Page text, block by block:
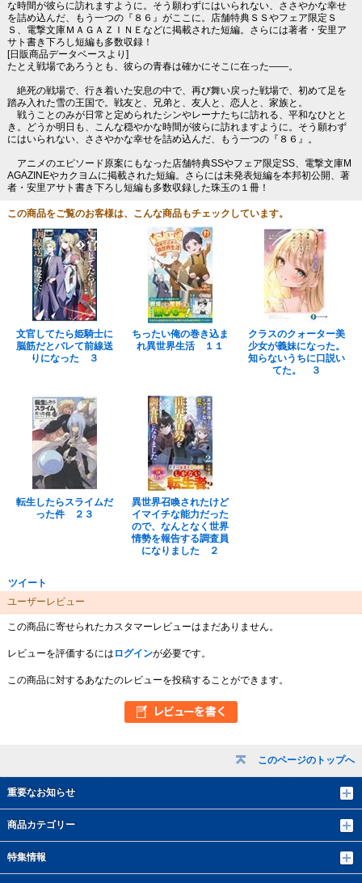
このページのトップへ
重要なお知らせ
商品カテゴリー
特集情報
な時間が彼らに訪れますように。そう願わずにはいられない、ささやかな幸せ
を詰め込んだ、もう一つの『８６』がここに。店舗特典ＳＳやフェア限定Ｓ
Ｓ、電撃文庫ＭＡＧＡＺＩＮＥなどに掲載された短編。さらには著者・安里ア
サト書き下ろし短編も多数収録！
[日販商品データベースより]
たとえ戦場であろうとも、彼らの青春は確かにそこに在った――。
絶死の戦場で、行き着いた安息の中で、再び舞い戻った戦場で、初めて足を
踏み入れた雪の王国で。戦友と、兄弟と、友人と、恋人と、家族と。
戦うことのみが日常と定められたシンやレーナたちに訪れる、平和なひとと
き。どうか明日も、こんな穏やかな時間が彼らに訪れますように。そう願わず
にはいられない、ささやかな幸せを詰め込んだ、もう一つの『８６』。
アニメのエピソード原案にもなった店舗特典SSやフェア限定SS、電撃文庫M
AGAZINEやカクヨムに掲載された短編。さらには未発表短編を本邦初公開、著
者・安里アサト書き下ろし短編も多数収録した珠玉の１冊！
この商品をご覧のお客様は、こんな商品もチェックしています。
文官してたら姫騎士に
脳筋だとバレて前線送
りになった ３
ちったい俺の巻き込ま
れ異世界生活 １１
クラスのクォーター美
少女が義妹になった。
知らないうちに口説い
てた。 ３
転生したらスライムだ
った件 ２３
異世界召喚されたけど
イマイチな能力だった
ので、なんとなく世界
情勢を報告する調査員
になりました ２
ツイート
ユーザーレビュー
この商品に寄せられたカスタマーレビューはまだありません。
レビューを評価するには ログインが必要です。
この商品に対するあなたのレビューを投稿することができます。